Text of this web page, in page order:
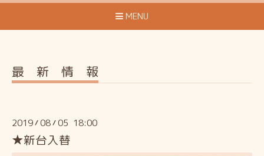
MENU
最 新 情 報
2019/08/05 18:00
★新台入替